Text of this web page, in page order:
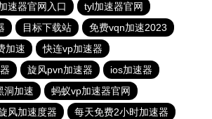
速器官网入口
tyl加速器官网
目标下载站
免费vqn加速2023
加速
快连vp加速器
旋风pvn加速器
ios加速器
洞加速
蚂蚁vp加速器官网
风加速度器
每天免费2小时加速器